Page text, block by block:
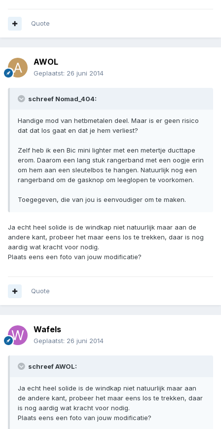
Quote
AWOL
Geplaatst: 26 juni 2014
schreef Nomad_404:
Handige mod van hetbmetalen deel. Maar is er geen risico
dat dat los gaat en dat je hem verliest?
Zelf heb ik een Bic mini lighter met een metertje ducttape
erom. Daarom een lang stuk rangerband met een oogje erin
om hem aan een sleutelbos te hangen. Natuurlijk nog een
rangerband om de gasknop om leeglopen te voorkomen.
Toegegeven, die van jou is eenvoudiger om te maken.
Ja echt heel solide is de windkap niet natuurlijk maar aan de
andere kant, probeer het maar eens los te trekken, daar is nog
aardig wat kracht voor nodig.
Plaats eens een foto van jouw modificatie?
Quote
Wafels
Geplaatst: 26 juni 2014
schreef AWOL:
Ja echt heel solide is de windkap niet natuurlijk maar aan
de andere kant, probeer het maar eens los te trekken, daar
is nog aardig wat kracht voor nodig.
Plaats eens een foto van jouw modificatie?